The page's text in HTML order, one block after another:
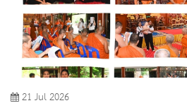
21 Jul 2026